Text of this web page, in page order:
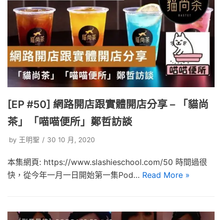
[EP #50] 網路開店跟實體開店分享 – 「貓尚
茶」「喵喵便所」鄭哲訪談
by 王明聖 30 10 月, 2020
本集網頁: https://www.slashieschool.com/50 時間過很
快，從今年一月一日開始第一集Pod… Read More »